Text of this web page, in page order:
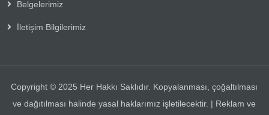
Belgelerimiz
İletişim Bilgilerimiz
Copyright © 2025 Her Hakkı Saklıdır. Kopyalanması, çoğaltılması
ve dağıtılması halinde yasal haklarımız işletilecektir. | Reklam ve